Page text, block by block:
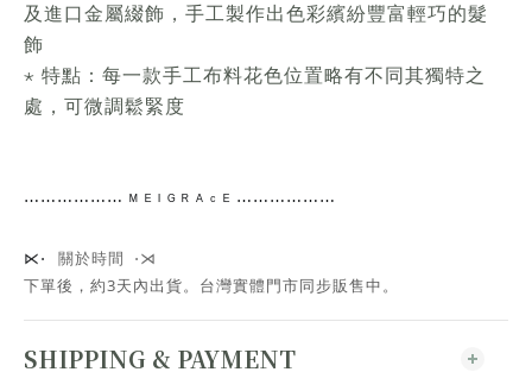
及進口金屬綴飾，手工製作出色彩繽紛豐富輕巧的髮
飾
⋆ 特點：每一款手工布料花色位置略有不同其獨特之
處，可微調鬆緊度
⋯⋯ ⋯⋯⋯⋯ ᴹ ᴱ ᴵ ᴳ ᴿ ᴬ ᶜ ᴱ ⋯⋯⋯⋯ ⋯⋯
⋉⋅ 關於時間 ⋅⋊
下單後，約3天內出貨。台灣實體門市同步販售中。
SHIPPING & PAYMENT